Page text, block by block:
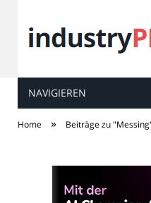
NAVIGIEREN
Home » Beiträge zu